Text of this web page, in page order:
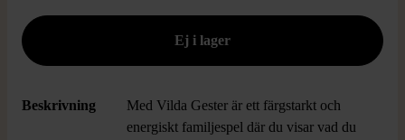
Beskrivning
Med Vilda Gester är ett färgstarkt och
energiskt familjespel där du visar vad du